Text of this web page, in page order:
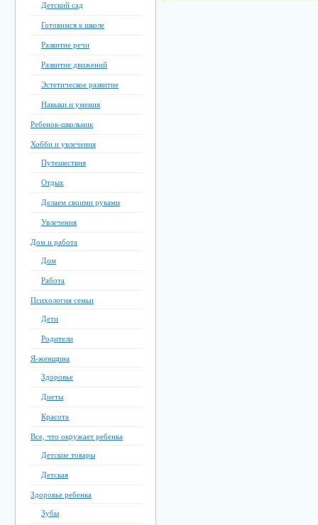
Детский сад
Готовимся к школе
Развитие речи
Развитие движений
Эстетическое развитие
Навыки и умения
Ребенок-школьник
Хобби и увлечения
Путешествия
Отдых
Делаем своими руками
Увлечения
Дом и работа
Дом
Работа
Психология семьи
Дети
Родители
Я-женщина
Здоровье
Диеты
Красота
Все, что окружает ребенка
Детские товары
Детская
Здоровье ребенка
Зубы